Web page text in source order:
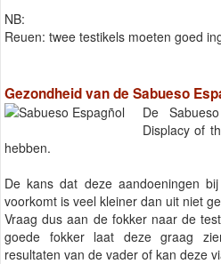
NB:
Reuen: twee testikels moeten goed
Gezondheid van de Sabueso
De
Displacy of
hebben.
De kans dat deze aandoeningen
voorkomt is veel kleiner dan uit niet
Vraag dus aan de fokker naar de
goede fokker laat deze graag
resultaten van de vader of kan deze